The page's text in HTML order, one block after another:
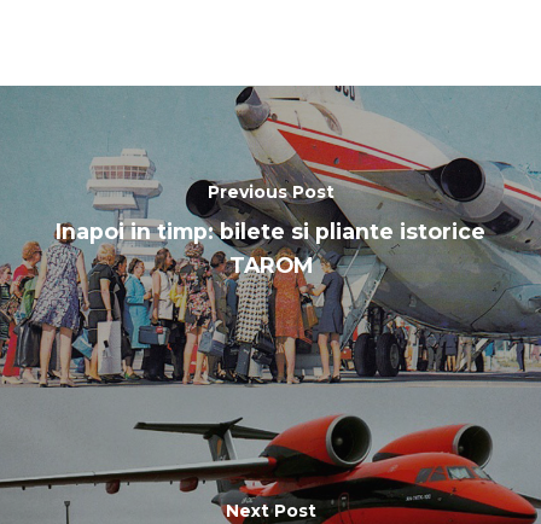
Previous Post
Inapoi in timp: bilete si pliante istorice
TAROM
Next Post